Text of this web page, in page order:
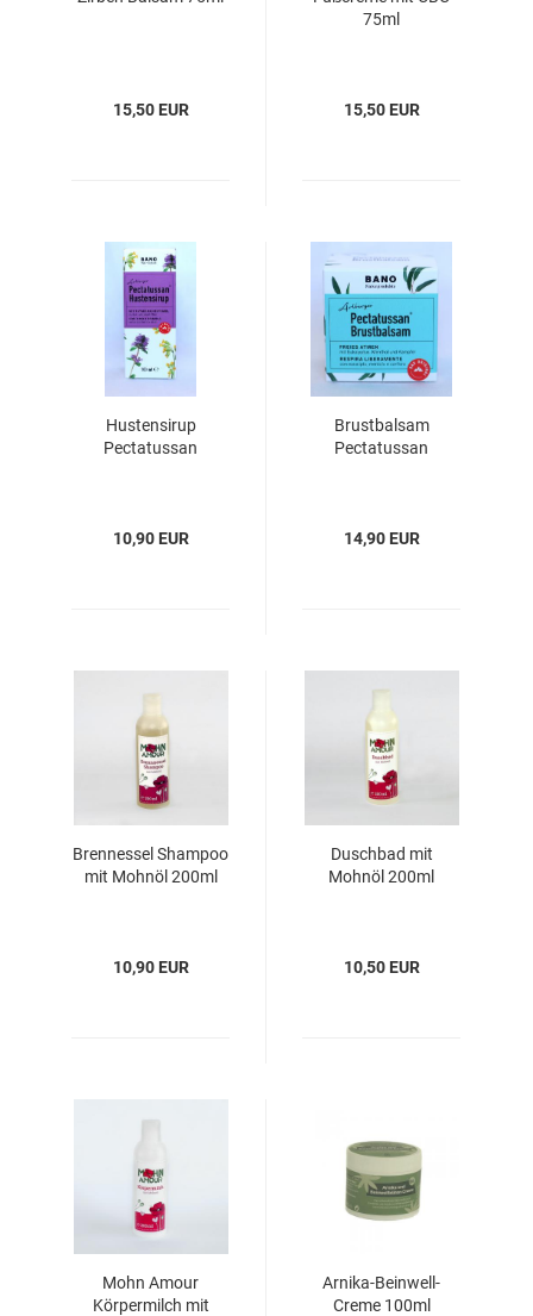
15,50 EUR
75ml
15,50 EUR
Hustensirup
Pectatussan
10,90 EUR
Brustbalsam
Pectatussan
14,90 EUR
Brennessel Shampoo
mit Mohnöl 200ml
10,90 EUR
Duschbad mit
Mohnöl 200ml
10,50 EUR
Mohn Amour
Körpermilch mit
Arnika-Beinwell-
Creme 100ml